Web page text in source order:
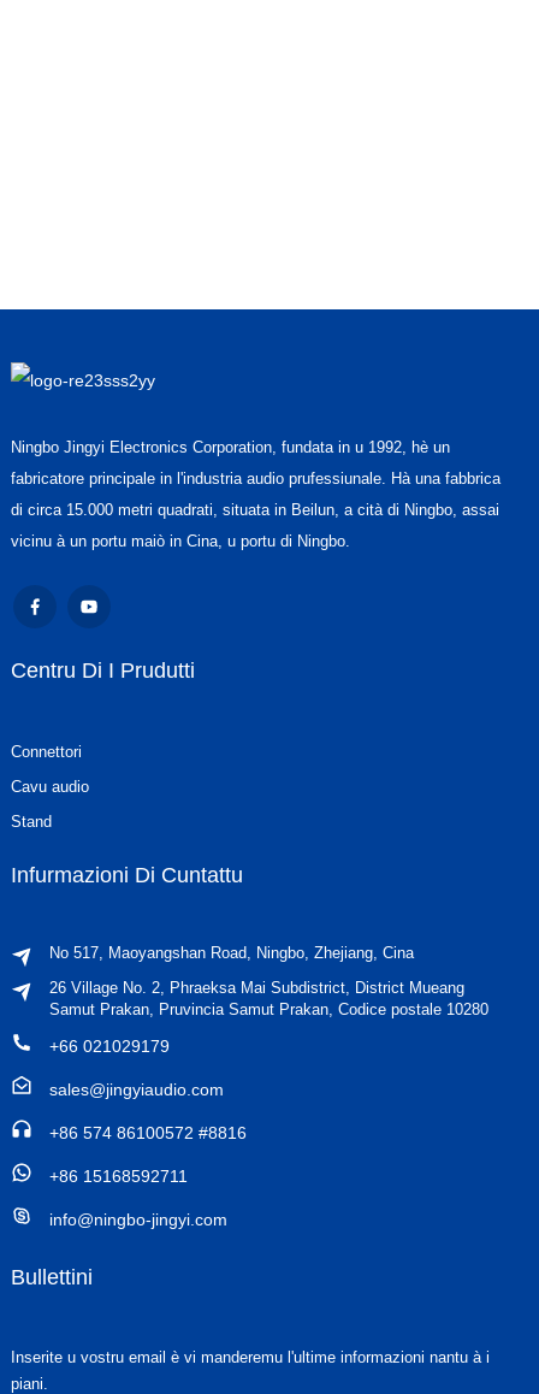
Ningbo Jingyi Electronics Corporation, fundata in u 1992, hè un
fabricatore principale in l'industria audio prufessiunale. Hà una fabbrica
di circa 15.000 metri quadrati, situata in Beilun, a cità di Ningbo, assai
vicinu à un portu maiò in Cina, u portu di Ningbo.
Centru Di I Prudutti
Connettori
Cavu audio
Stand
Infurmazioni Di Cuntattu
No 517, Maoyangshan Road, Ningbo, Zhejiang, Cina
26 Village No. 2, Phraeksa Mai Subdistrict, District Mueang
Samut Prakan, Pruvincia Samut Prakan, Codice postale 10280
+66 021029179
sales@jingyiaudio.com
+86 574 86100572 #8816
+86 15168592711
info@ningbo-jingyi.com
Bullettini
Inserite u vostru email è vi manderemu l'ultime informazioni nantu à i
piani.